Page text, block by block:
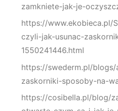
zamkniete-jak-je-
https://www.ekobieca.pl/
czyli-jak-usunac-
1550241446.html
https://swederm.pl/
zaskorniki-sposoby-na-
https://cosibella.pl/blog/